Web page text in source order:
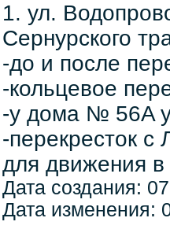
1. ул.
Сернурского
-до и после
-кольцевое
-у дома № 56A
-перекресток с
для движения
Дата создания:
Дата изменения: